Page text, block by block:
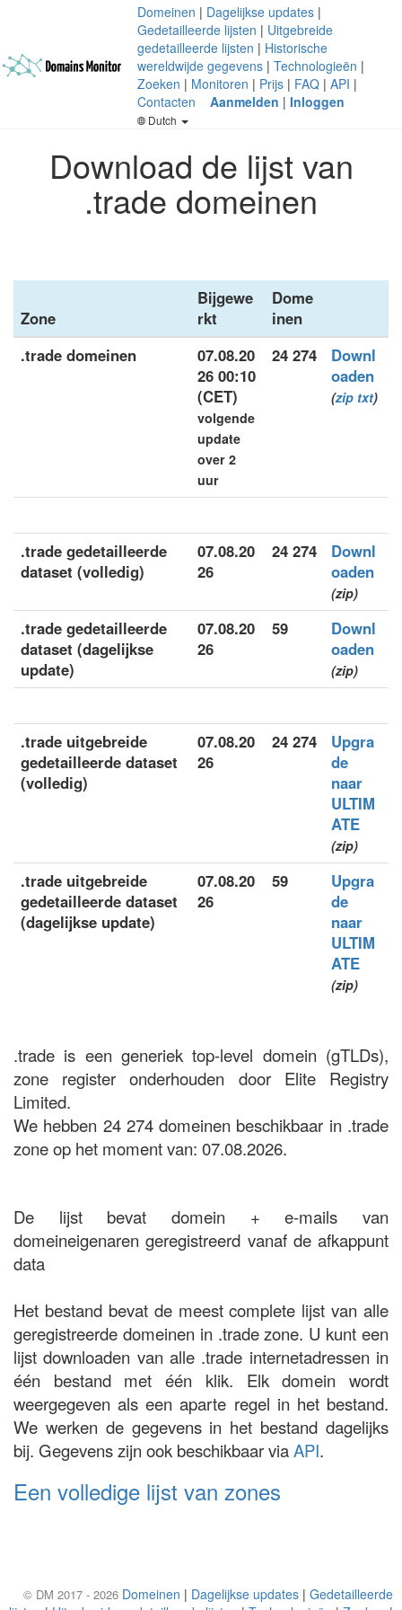
Domeinen | Dagelijkse updates |
Gedetailleerde lijsten | Uitgebreide
gedetailleerde lijsten | Historische
wereldwijde gegevens | Technologieën |
Zoeken | Monitoren | Prijs | FAQ | API |
Contacten
Aanmelden | Inloggen
Dutch
Download de lijst van
.trade domeinen
Zone
Bijgewe
rkt
Dome
inen
.trade domeinen
07.08.20
26 00:10
(CET)
volgende
update
over 2
uur
24 274
Downl
oaden
(zip txt)
.trade gedetailleerde
dataset (volledig)
07.08.20
26
24 274
Downl
oaden
(zip)
.trade gedetailleerde
dataset (dagelijkse
update)
07.08.20
26
59
Downl
oaden
(zip)
.trade uitgebreide
gedetailleerde dataset
(volledig)
07.08.20
26
24 274
Upgra
de
naar
ULTIM
ATE
(zip)
.trade uitgebreide
gedetailleerde dataset
(dagelijkse update)
07.08.20
26
59
Upgra
de
naar
ULTIM
ATE
(zip)
.trade is een generiek top-level domein (gTLDs),
zone register onderhouden door Elite Registry
Limited.
We hebben 24 274 domeinen beschikbaar in .trade
zone op het moment van: 07.08.2026.
De lijst bevat domein + e-mails van
domeineigenaren geregistreerd vanaf de afkappunt
data
Het bestand bevat de meest complete lijst van alle
geregistreerde domeinen in .trade zone. U kunt een
lijst downloaden van alle .trade internetadressen in
één bestand met één klik. Elk domein wordt
weergegeven als een aparte regel in het bestand.
We werken de gegevens in het bestand dagelijks
bij. Gegevens zijn ook beschikbaar viaAPI.
Een volledige lijst van zones
© DM 2017 - 2026 Domeinen | Dagelijkse updates | Gedetailleerde